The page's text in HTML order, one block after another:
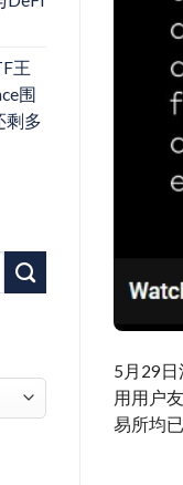
王
围
剩多
5月29
用用户
易所均